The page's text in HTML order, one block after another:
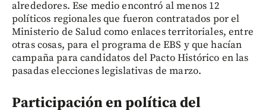
alrededores. Ese medio encontró al menos 12
políticos regionales que fueron contratados por el
Ministerio de Salud como enlaces territoriales, entre
otras cosas, para el programa de EBS y que hacían
campaña para candidatos del Pacto Histórico en las
pasadas elecciones legislativas de marzo.
Participación en política del